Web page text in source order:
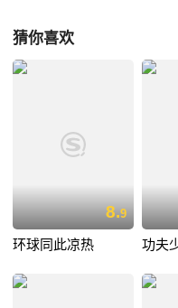
猜你喜欢
8.9
环球同此凉热 功夫